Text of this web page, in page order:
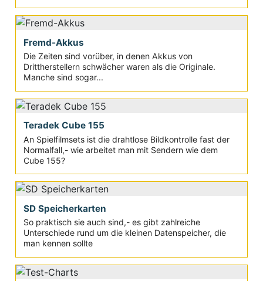
Fremd-Akkus
Die Zeiten sind vorüber, in denen Akkus von
Drittherstellern schwächer waren als die Originale.
Manche sind sogar...
Teradek Cube 155
An Spielfilmsets ist die drahtlose Bildkontrolle fast der
Normalfall,- wie arbeitet man mit Sendern wie dem
Cube 155?
SD Speicherkarten
So praktisch sie auch sind,- es gibt zahlreiche
Unterschiede rund um die kleinen Datenspeicher, die
man kennen sollte